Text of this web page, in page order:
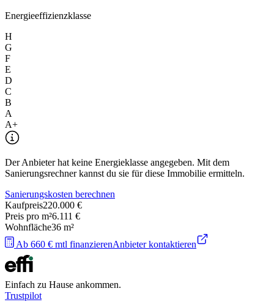
Energieeffizienzklasse
H
G
F
E
D
C
B
A
A+
Der Anbieter hat keine Energieklasse angegeben. Mit dem
Sanierungsrechner kannst du sie für diese Immobilie ermitteln.
Sanierungskosten berechnen
Kaufpreis220.000 €
Preis pro m²6.111 €
Wohnfläche36 m²
Ab 660 € mtl finanzierenAnbieter kontaktieren
Einfach zu Hause ankommen.
Trustpilot